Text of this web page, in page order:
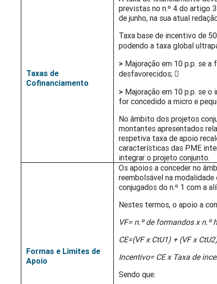
Taxas de
Cofinanciamento
previstas no n.º 4 do artigo
de junho, na sua atual
Taxa base de incentivo de
podendo a taxa global
> Majoração em 10 p.p. se
desfavorecidos; 
> Majoração em 10 p.p. se
for concedido a micro e
No âmbito dos projetos
montantes apresentados
respetiva taxa de apoio
características das PME
integrar o projeto conjunto.
Formas e Limites de
Apoio
Os apoios a conceder no
reembolsável na
conjugados do n.º 1 com a
Nestes termos, o apoio a
VF= n.º de formandos x n.º
CE=(VF x CtU1) + (VF x
Incentivo= CE x Taxa de
Sendo que: